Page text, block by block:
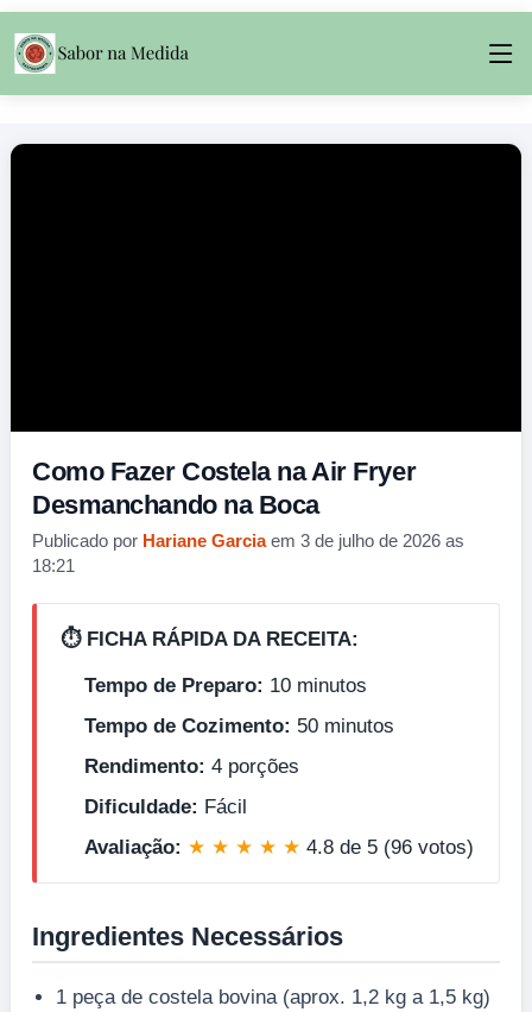
Como Fazer Costela na Air Fryer
Desmanchando na Boca
Publicado por Hariane Garciaem 3 de julho de 2026 as
18:21
⏱️ FICHA RÁPIDA DA RECEITA:
Tempo de Preparo: 10 minutos
Tempo de Cozimento: 50 minutos
Rendimento: 4 porções
Dificuldade: Fácil
Avaliação: ★ ★ ★ ★ ★ 4.8 de 5 (96 votos)
Ingredientes Necessários
1 peça de costela bovina (aprox. 1,2 kg a 1,5 kg)